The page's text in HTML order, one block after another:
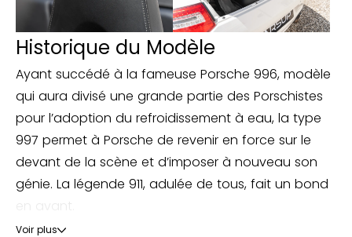
Historique du Modèle
Ayant succédé à la fameuse Porsche 996, modèle
qui aura divisé une grande partie des Porschistes
pour l’adoption du refroidissement à eau, la type
997 permet à Porsche de revenir en force sur le
devant de la scène et d’imposer à nouveau son
génie. La légende 911, adulée de tous, fait un bond
Voir plus